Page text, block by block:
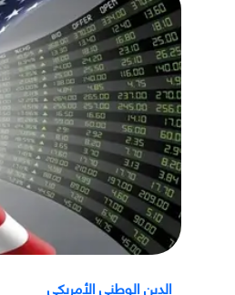
الدين الوطني الأمريكي